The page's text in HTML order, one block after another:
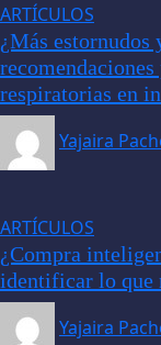
ARTÍCULOS
¿Más estornudos
respiratorias en
Yajaira
ARTÍCULOS
¿Compra
identificar lo que
Yajaira